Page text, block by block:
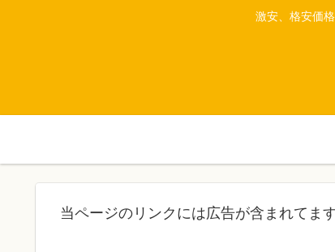
激安、格安価
当ページのリンクには広告が含まれてます